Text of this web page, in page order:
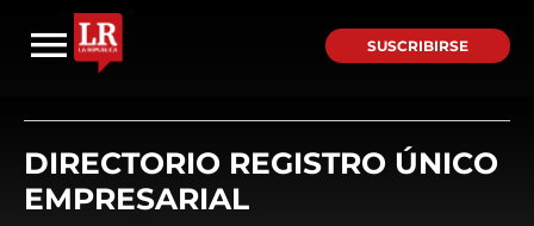
SUSCRIBIRSE
DIRECTORIO REGISTRO ÚNICO
EMPRESARIAL